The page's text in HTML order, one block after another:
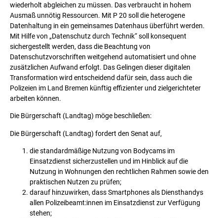
wiederholt abgleichen zu müssen. Das verbraucht in hohem
Ausmaß unnötig Ressourcen. Mit P 20 soll die heterogene
Datenhaltung in ein gemeinsames Datenhaus überführt werden.
Mit Hilfe von „Datenschutz durch Technik“ soll konsequent
sichergestellt werden, dass die Beachtung von
Datenschutzvorschriften weitgehend automatisiert und ohne
zusätzlichen Aufwand erfolgt. Das Gelingen dieser digitalen
Transformation wird entscheidend dafür sein, dass auch die
Polizeien im Land Bremen künftig effizienter und zielgerichteter
arbeiten können.
Die Bürgerschaft (Landtag) möge beschließen:
Die Bürgerschaft (Landtag) fordert den Senat auf,
die standardmäßige Nutzung von Bodycams im
Einsatzdienst sicherzustellen und im Hinblick auf die
Nutzung in Wohnungen den rechtlichen Rahmen sowie den
praktischen Nutzen zu prüfen;
darauf hinzuwirken, dass Smartphones als Diensthandys
allen Polizeibeamt:innen im Einsatzdienst zur Verfügung
stehen;